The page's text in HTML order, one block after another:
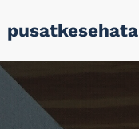
to
content